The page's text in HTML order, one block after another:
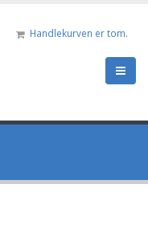
Handlekurven er tom.